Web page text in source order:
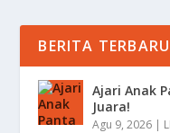
BERITA TERBARU
Ajari Anak
Juara!
Agu 9, 2026 |